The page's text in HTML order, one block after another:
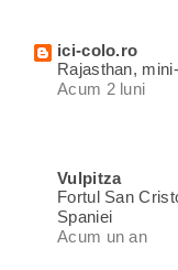
ici-colo.ro
Rajasthan,
Acum 2 luni
Vulpitza
Fortul San
Spaniei
Acum un an